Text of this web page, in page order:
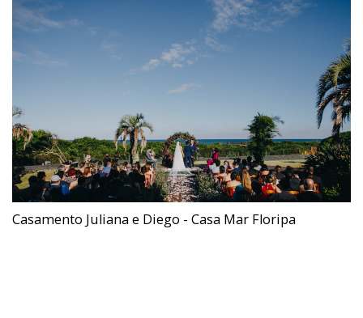
Casamento Juliana e Diego - Casa Mar Floripa